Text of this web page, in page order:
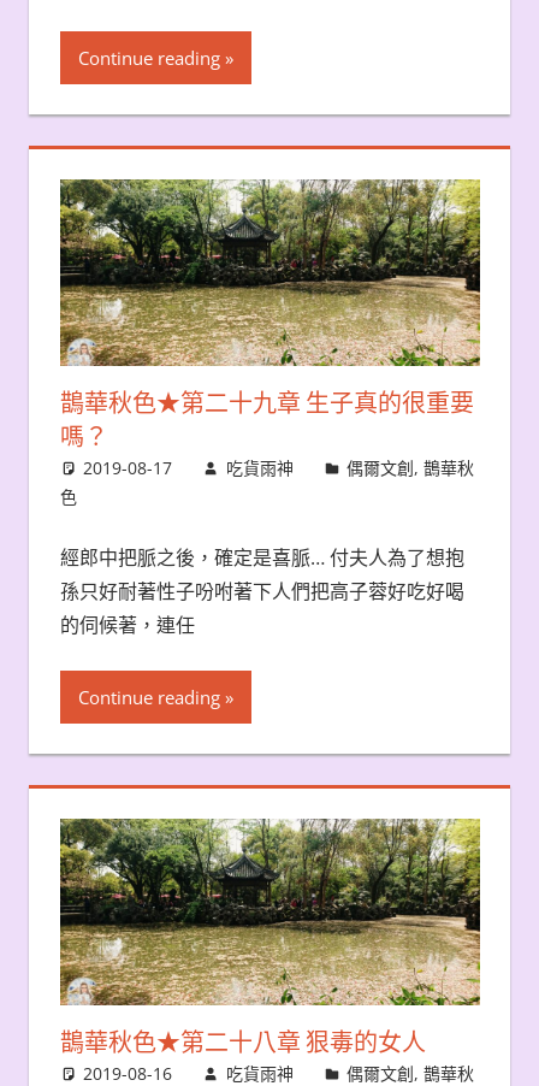
Continue reading
鵲華秋色★第二十九章 生子真的很重要
嗎？
2019-08-17 吃貨雨神 偶爾文創,鵲華秋
色
經郎中把脈之後，確定是喜脈… 付夫人為了想抱
孫只好耐著性子吩咐著下人們把高子蓉好吃好喝
的伺候著，連任
Continue reading
鵲華秋色★第二十八章 狠毒的女人
2019-08-16 吃貨雨神 偶爾文創,鵲華秋